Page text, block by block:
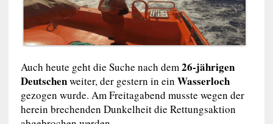
Auch heute geht die Suche nach dem26-jährigen
Deutschenweiter, der gestern in ein Wasserloch
gezogen wurde. Am Freitagabend musste wegen der
herein brechenden Dunkelheit die Rettungsaktion